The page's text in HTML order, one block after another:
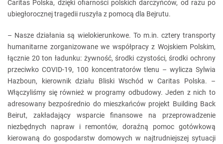
Caritas Polska, dzięki ofiarności polskich darczyńców, od razu po
ubiegłorocznej tragedii ruszyła z pomocą dla Bejrutu.
– Nasze działania są wielokierunkowe. To m.in. cztery transporty
humanitarne zorganizowane we współpracy z Wojskiem Polskim,
łącznie 20 ton ładunku: żywność, środki czystości, środki ochrony
przeciwko COVID-19, 100 koncentratorów tlenu – wylicza Sylwia
Hazboun, kierownik działu Bliski Wschód w Caritas Polska. –
Włączyliśmy się również w programy odbudowy. Jeden z nich to
adresowany bezpośrednio do mieszkańców projekt Building Back
Beirut, zakładający wsparcie finansowe na przeprowadzenie
niezbędnych napraw i remontów, doraźną pomoc gotówkową
kierowaną do gospodarstw domowych w najtrudniejszej sytuacji